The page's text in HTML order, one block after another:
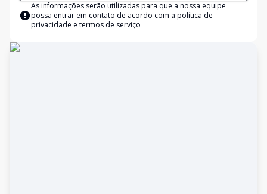
As informações serão utilizadas para que a nossa equipe
possa entrar em contato de acordo com a política de
privacidade e termos de serviço